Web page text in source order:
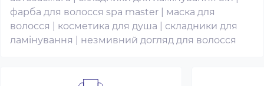
фарба для волосся spa master
маска для
волосся
косметика для душа
складники для
ламінування
незмивний догляд для волосся